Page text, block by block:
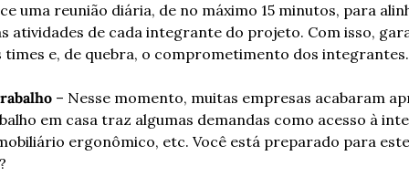
uma reunião diária, de no máximo 15 minutos, para
atividades de cada integrante do projeto. Com isso,
e, de quebra, o comprometimento dos integrantes.
– Nesse momento, muitas empresas acabaram
em casa traz algumas demandas como acesso à
ergonômico, etc. Você está preparado para